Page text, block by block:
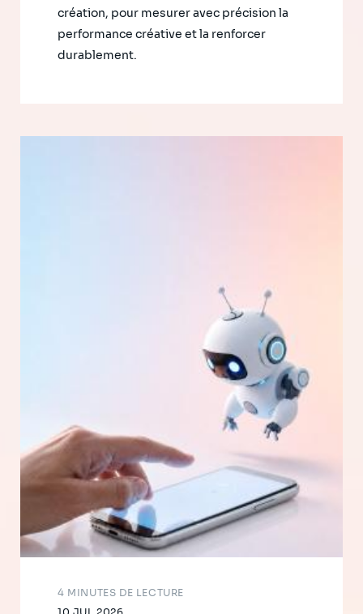
création, pour mesurer avec précision la
performance créative et la renforcer
durablement.
4 MINUTES DE LECTURE